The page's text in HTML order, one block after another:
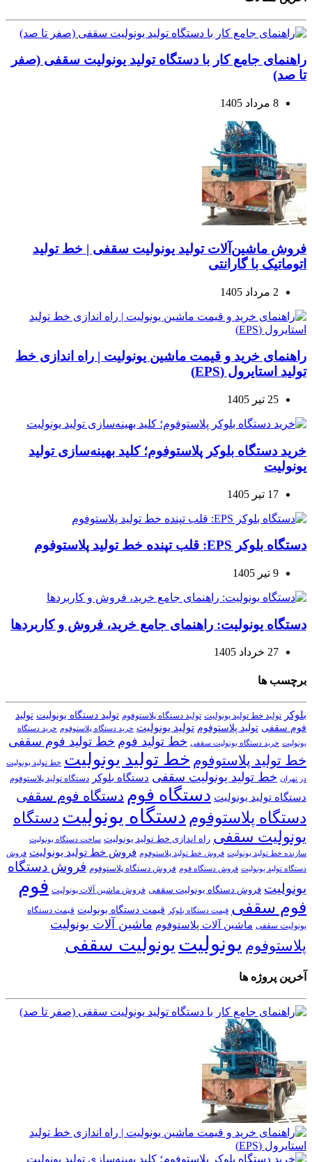
راهنمای جامع کار با دستگاه تولید یونولیت سقفی (صفر
تا صد)
8 مرداد 1405
فروش ماشین‌آلات تولید یونولیت سقفی | خط تولید
اتوماتیک با گارانتی
2 مرداد 1405
راهنمای خرید و قیمت ماشین یونولیت | راه اندازی خط
تولید استایرول (EPS)
25 تیر 1405
خرید دستگاه بلوکر پلاستوفوم؛ کلید بهینه‌سازی تولید
یونولیت
17 تیر 1405
دستگاه بلوکر EPS: قلب تپنده خط تولید پلاستوفوم
9 تیر 1405
دستگاه یونولیت: راهنمای جامع خرید، فروش و کاربردها
27 خرداد 1405
برچسب ها
بلوکر تولید خط تولید یونولیت تولید دستگاه پلاستوفوم تولید دستگاه یونولیت تولید
فوم سقفی تولید پلاستوفوم تولید یونولیت خرید دستگاه پلاستوفوم خرید دستگاه
یونولیت خرید دستگاه یونولیت سقفی خط تولید فوم خط تولید فوم سقفی
خط تولید پلاستوفوم خط تولید یونولیت خط تولید یونولیت
در تهران خط تولید یونولیت سقفی دستگاه بلوکر دستگاه تولید پلاستوفوم
دستگاه تولید یونولیت دستگاه فوم دستگاه فوم سقفی
دستگاه پلاستوفوم دستگاه یونولیت دستگاه
یونولیت سقفی راه اندازی خط تولید یونولیت ساخت دستگاه یونولیت
سازنده خط تولید یونولیت فروش خط تولید پلاستوفوم فروش خط تولید یونولیت فروش
دستگاه تولید یونولیت فروش دستگاه فوم فروش دستگاه پلاستوفوم فروش دستگاه
یونولیت فروش دستگاه یونولیت سقفی فروش ماشین آلات یونولیت فوم
فوم سقفی قیمت دستگاه بلوکر قیمت دستگاه یونولیت قیمت دستگاه
یونولیت سقفی ماشین آلات پلاستوفوم ماشین آلات یونولیت
پلاستوفوم یونولیت یونولیت سقفی
آخرین پروژه ها